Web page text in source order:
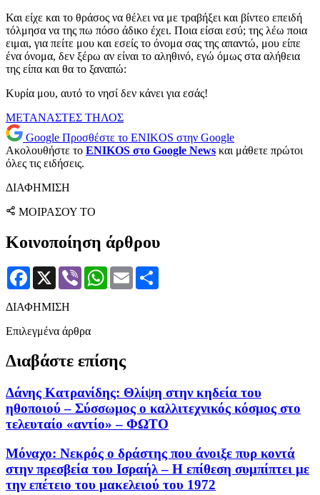
Και είχε και το θράσος να θέλει να με τραβήξει και βίντεο επειδή
τόλμησα να της πω πόσο άδικο έχει. Ποια είσαι εσύ; της λέω ποια
ειμαι, για πείτε μου και εσείς το όνομα σας της απαντώ, μου είπε
ένα όνομα, δεν ξέρω αν είναι το αληθινό, εγώ όμως στα αλήθεια
της είπα και θα το ξαναπώ:
Κυρία μου, αυτό το νησί δεν κάνει για εσάς!
ΜΕΤΑΝΑΣΤΕΣ ΤΗΛΟΣ
Google Προσθέστε το ENIKOS στην Google
Ακολουθήστε το ENIKOS στο Google News και μάθετε πρώτοι
όλες τις ειδήσεις.
ΔΙΑΦΗΜΙΣΗ
ΜΟΙΡΑΣΟΥ ΤΟ
Κοινοποίηση άρθρου
Facebook
X Viber WhatsApp
Email
ΔΙΑΦΗΜΙΣΗ
Επιλεγμένα άρθρα
Διαβάστε επίσης
Δάνης Κατρανίδης: Θλίψη στην κηδεία του
ηθοποιού – Σύσσωμος ο καλλιτεχνικός κόσμος στο
τελευταίο «αντίο» – ΦΩΤΟ
Μόναχο: Νεκρός ο δράστης που άνοιξε πυρ κοντά
στην πρεσβεία του Ισραήλ – Η επίθεση συμπίπτει με
την επέτειο του μακελειού του 1972